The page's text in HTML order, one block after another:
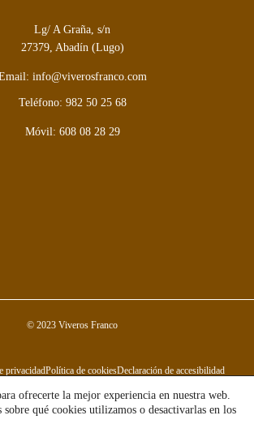
Lg/ A Graña, s/n
27379, Abadín (Lugo)
info@viverosfranco.com
Teléfono: 982 50 25 68
Móvil: 608 08 28 29
© 2023 Viveros Franco
privacidadPolítica de cookiesDeclaración de accesibilidad
ofrecerte la mejor experiencia en nuestra web.
sobre qué cookies utilizamos o desactivarlas en los